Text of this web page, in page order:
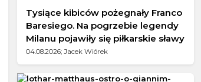
Tysiące kibiców pożegnały Franco
Baresiego. Na pogrzebie legendy
Milanu pojawiły się piłkarskie sławy
04.08.2026; Jacek Wiórek